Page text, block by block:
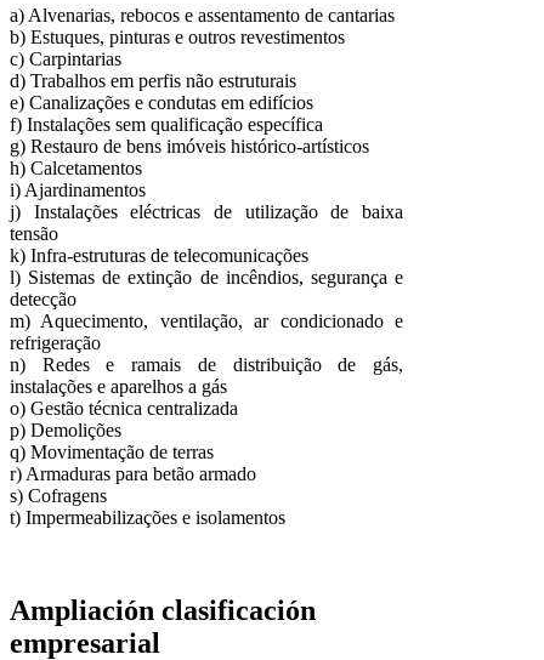
a) Alvenarias, rebocos e assentamento de cantarias
b) Estuques, pinturas e outros revestimentos
c) Carpintarias
d) Trabalhos em perfis não estruturais
e) Canalizações e condutas em edifícios
f) Instalações sem qualificação específica
g) Restauro de bens imóveis histórico-artísticos
h) Calcetamentos
i) Ajardinamentos
j) Instalações eléctricas de utilização de baixa
tensão
k) Infra-estruturas de telecomunicações
l) Sistemas de extinção de incêndios, segurança e
detecção
m) Aquecimento, ventilação, ar condicionado e
refrigeração
n) Redes e ramais de distribuição de gás,
instalações e aparelhos a gás
o) Gestão técnica centralizada
p) Demolições
q) Movimentação de terras
r) Armaduras para betão armado
s) Cofragens
t) Impermeabilizações e isolamentos
Ampliación clasificación
empresarial